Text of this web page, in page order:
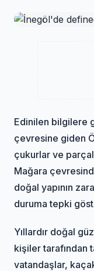
Edinilen bilgilere
çevresine giden
çukurlar ve
Mağara
doğal yapının
duruma tepki
Yıllardır doğal
kişiler tarafından
vatandaşlar,